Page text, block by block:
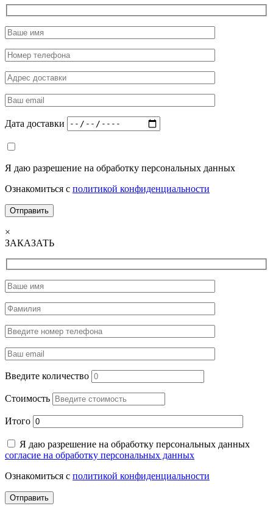
Дата доставки
Я даю разрешение на обработку персональных данных
Ознакомиться с политикой конфиденциальности
×
ЗАКАЗАТЬ
Введите количество
Стоимость
Итого
Я даю разрешение на обработку персональных данных
согласие на обработку персональных данных
Ознакомиться с политикой конфиденциальности